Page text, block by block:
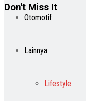
Otomotif
Lainnya
Lifestyle
Don't Miss It